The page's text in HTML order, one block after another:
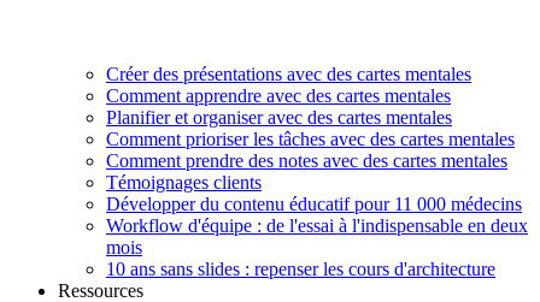
Créer des présentations avec des cartes mentales
Comment apprendre avec des cartes mentales
Planifier et organiser avec des cartes mentales
Comment prioriser les tâches avec des cartes mentales
Comment prendre des notes avec des cartes mentales
Témoignages clients
Développer du contenu éducatif pour 11 000 médecins
Workflow d'équipe : de l'essai à l'indispensable en deux
mois
10 ans sans slides : repenser les cours d'architecture
Ressources